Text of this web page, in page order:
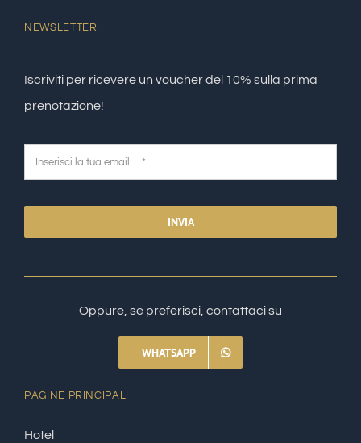
NEWSLETTER
Iscriviti per ricevere un voucher del 10% sulla prima
prenotazione!
INVIA
Oppure, se preferisci, contattaci su
WHATSAPP
PAGINE PRINCIPALI
Hotel